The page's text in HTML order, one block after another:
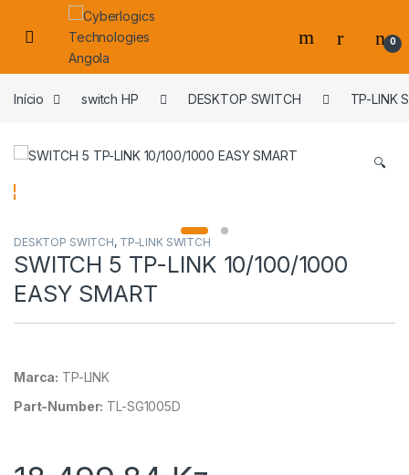
Skip to navigation
Skip to content
0
Início switch HP DESKTOP SWITCH TP-LINK
🔍
DESKTOP SWITCH, TP-LINK SWITCH
SWITCH 5 TP-LINK 10/100/1000
EASY SMART
Marca: TP-LINK
Part-Number: TL-SG1005D